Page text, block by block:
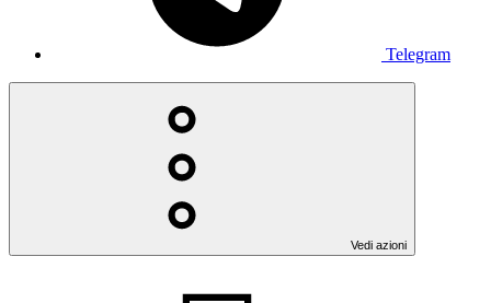
Telegram
Vedi azioni